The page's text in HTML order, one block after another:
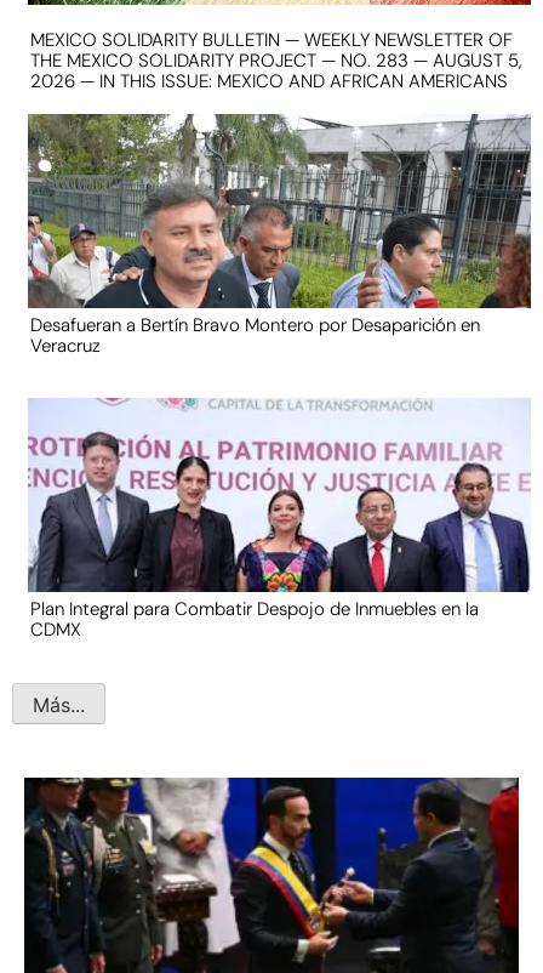
MEXICO SOLIDARITY BULLETIN — WEEKLY NEWSLETTER OF
THE MEXICO SOLIDARITY PROJECT — NO. 283 — AUGUST 5,
2026 — IN THIS ISSUE: MEXICO AND AFRICAN AMERICANS
Desafueran a Bertín Bravo Montero por Desaparición en
Veracruz
Plan Integral para Combatir Despojo de Inmuebles en la
CDMX
Más...